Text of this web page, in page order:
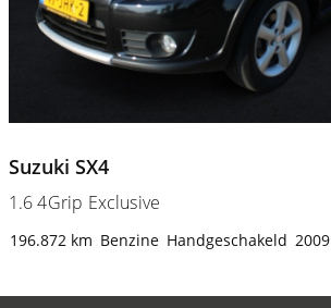
Suzuki SX4
1.6 4Grip Exclusive
196.872 km Benzine Handgeschakeld 2009